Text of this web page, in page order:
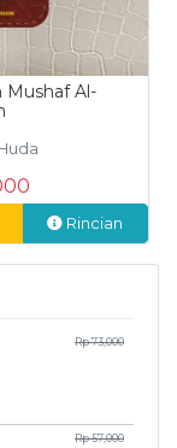
Mushaf Al-
Rincian
Rp 73,000
Rp 57,000